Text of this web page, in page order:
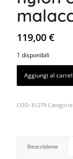
119,00€
1 disponibili
Aggiungi al
COD: 81279 Categorie:
Descrizione